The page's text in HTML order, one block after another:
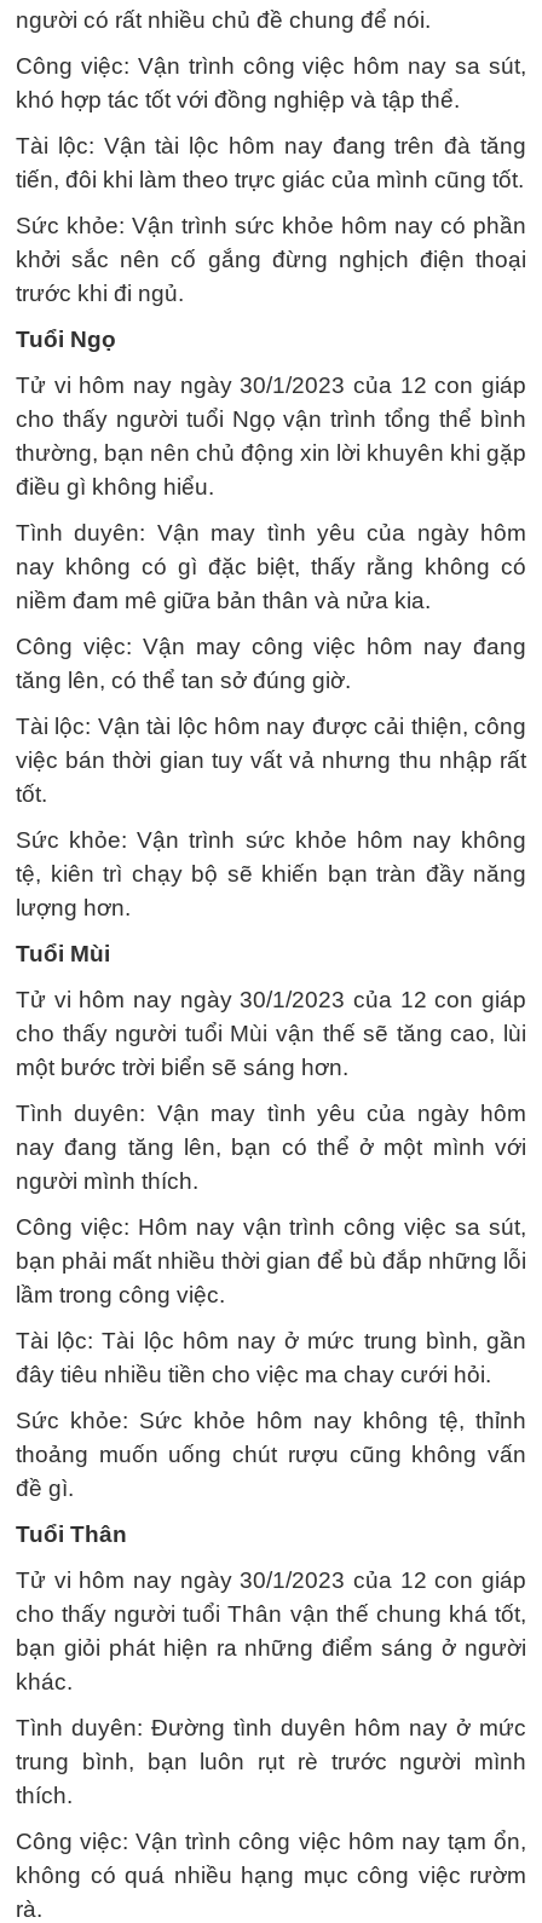
người có rất nhiều chủ đề chung để nói.
Công việc: Vận trình công việc hôm nay sa sút,
khó hợp tác tốt với đồng nghiệp và tập thể.
Tài lộc: Vận tài lộc hôm nay đang trên đà tăng
tiến, đôi khi làm theo trực giác của mình cũng tốt.
Sức khỏe: Vận trình sức khỏe hôm nay có phần
khởi sắc nên cố gắng đừng nghịch điện thoại
trước khi đi ngủ.
Tuổi Ngọ
Tử vi hôm nay ngày 30/1/2023 của 12 con giáp
cho thấy người tuổi Ngọ vận trình tổng thể bình
thường, bạn nên chủ động xin lời khuyên khi gặp
điều gì không hiểu.
Tình duyên: Vận may tình yêu của ngày hôm
nay không có gì đặc biệt, thấy rằng không có
niềm đam mê giữa bản thân và nửa kia.
Công việc: Vận may công việc hôm nay đang
tăng lên, có thể tan sở đúng giờ.
Tài lộc: Vận tài lộc hôm nay được cải thiện, công
việc bán thời gian tuy vất vả nhưng thu nhập rất
tốt.
Sức khỏe: Vận trình sức khỏe hôm nay không
tệ, kiên trì chạy bộ sẽ khiến bạn tràn đầy năng
lượng hơn.
Tuổi Mùi
Tử vi hôm nay ngày 30/1/2023 của 12 con giáp
cho thấy người tuổi Mùi vận thế sẽ tăng cao, lùi
một bước trời biển sẽ sáng hơn.
Tình duyên: Vận may tình yêu của ngày hôm
nay đang tăng lên, bạn có thể ở một mình với
người mình thích.
Công việc: Hôm nay vận trình công việc sa sút,
bạn phải mất nhiều thời gian để bù đắp những lỗi
lầm trong công việc.
Tài lộc: Tài lộc hôm nay ở mức trung bình, gần
đây tiêu nhiều tiền cho việc ma chay cưới hỏi.
Sức khỏe: Sức khỏe hôm nay không tệ, thỉnh
thoảng muốn uống chút rượu cũng không vấn
đề gì.
Tuổi Thân
Tử vi hôm nay ngày 30/1/2023 của 12 con giáp
cho thấy người tuổi Thân vận thế chung khá tốt,
bạn giỏi phát hiện ra những điểm sáng ở người
khác.
Tình duyên: Đường tình duyên hôm nay ở mức
trung bình, bạn luôn rụt rè trước người mình
thích.
Công việc: Vận trình công việc hôm nay tạm ổn,
không có quá nhiều hạng mục công việc rườm
rà.